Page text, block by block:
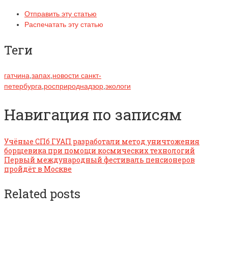
Отправить эту статью
Распечатать эту статью
Теги
гатчина запах новости санкт-
петербурга росприроднадзор экологи
Навигация по записям
Учёные СПб ГУАП разработали метод уничтожения
борщевика при помощи космических технологий
Первый международный фестиваль пенсионеров
пройдёт в Москве
Related posts